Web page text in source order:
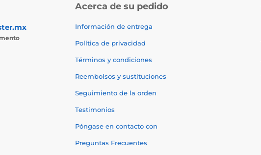
Acerca de su pedido
Información de entrega
Política de privacidad
Términos y condiciones
Reembolsos y sustituciones
Seguimiento de la orden
Testimonios
Póngase en contacto con
Preguntas Frecuentes